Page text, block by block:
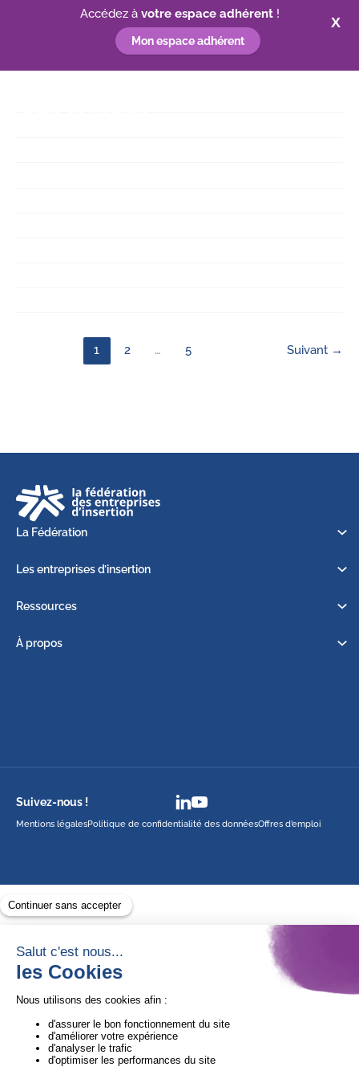
X
Accédez à votre espace adhérent!
Mon espace adhérent
1 2 … 5 Suivant →
La Fédération
Les entreprises d’insertion
Ressources
À propos
Suivez-nous !
Mentions légalesPolitique de confidentialité des donnéesOffres d’emploi